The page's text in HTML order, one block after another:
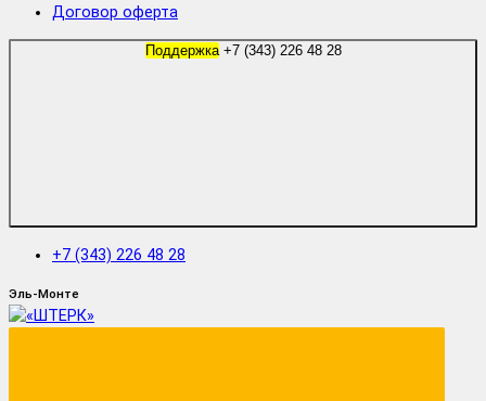
Договор оферта
Поддержка +7 (343) 226 48 28
+7 (343) 226 48 28
Эль-Монте